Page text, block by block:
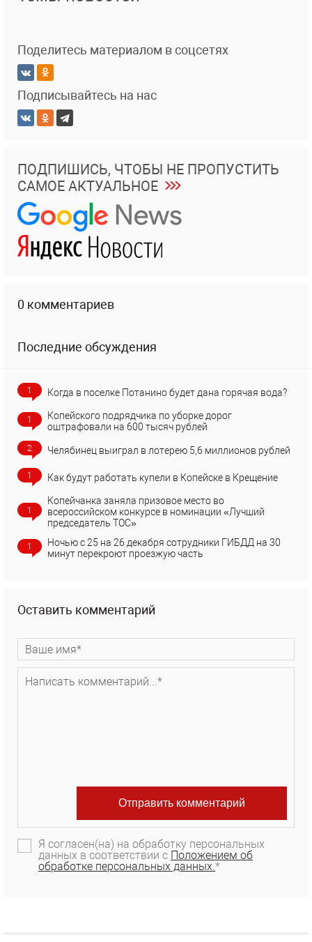
Поделитесь материалом в соцсетях
Подписывайтесь на нас
ПОДПИШИСЬ, ЧТОБЫ НЕ ПРОПУСТИТЬ
САМОЕ АКТУАЛЬНОЕ
0 комментариев
Последние обсуждения
1 Когда в поселке Потанино будет дана горячая вода?
1
Копейского подрядчика по уборке дорог
оштрафовали на 600 тысяч рублей
2 Челябинец выиграл в лотерею 5,6 миллионов рублей
1 Как будут работать купели в Копейске в Крещение
1
Копейчанка заняла призовое место во
всероссийском конкурсе в номинации «Лучший
председатель ТОС»
1
Ночью с 25 на 26 декабря сотрудники ГИБДД на 30
минут перекроют проезжую часть
Оставить комментарий
Я согласен(на) на обработку персональных
данных в соответствии с Положением об
обработке персональных данных.*